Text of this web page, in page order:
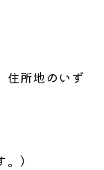
住所地のいず
）